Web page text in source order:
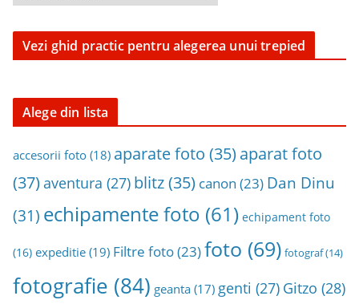
a
u
a
r
i
v
Vezi ghid practic pentru alegerea unui trepied
Alege din lista
accesorii foto (18) aparate foto (35) aparat foto
(37) aventura (27) blitz(35) canon (23) Dan Dinu
(31) echipamente foto (61) echipament foto
(16) expeditie (19) Filtre foto(23)foto (69) fotograf(14)
fotografie (84) geanta (17) genti (27) Gitzo (28)